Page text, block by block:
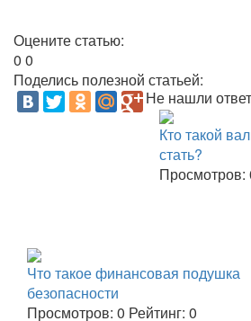
Оцените статью:
0 0
Поделись полезной статьей:
Не нашли
Кто такой
стать?
Просмотров:
Что такое финансовая подушка
безопасности
Просмотров: 0 Рейтинг: 0